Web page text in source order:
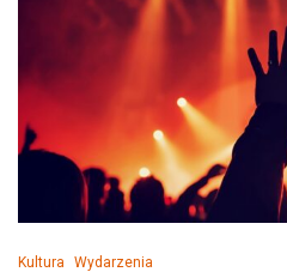
Kultura Wydarzenia